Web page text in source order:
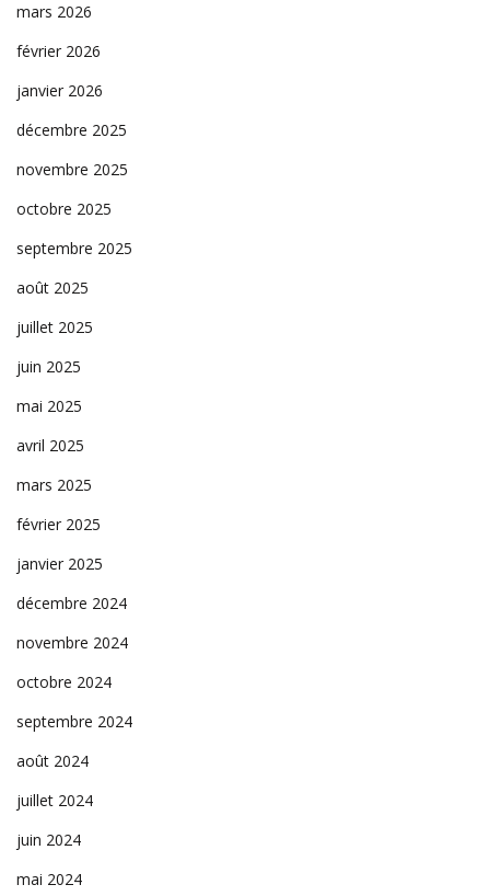
mars 2026
février 2026
janvier 2026
décembre 2025
novembre 2025
octobre 2025
septembre 2025
août 2025
juillet 2025
juin 2025
mai 2025
avril 2025
mars 2025
février 2025
janvier 2025
décembre 2024
novembre 2024
octobre 2024
septembre 2024
août 2024
juillet 2024
juin 2024
mai 2024